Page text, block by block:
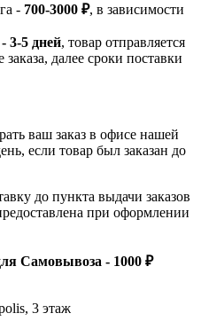
- 700-3000 ₽, в зависимости
3-5 дней, товар отправляется
далее сроки поставки
ваш заказ в офисе нашей
если товар был заказан до
до пункта выдачи заказов
при оформлении
Самовывоза - 1000 ₽
3 этаж